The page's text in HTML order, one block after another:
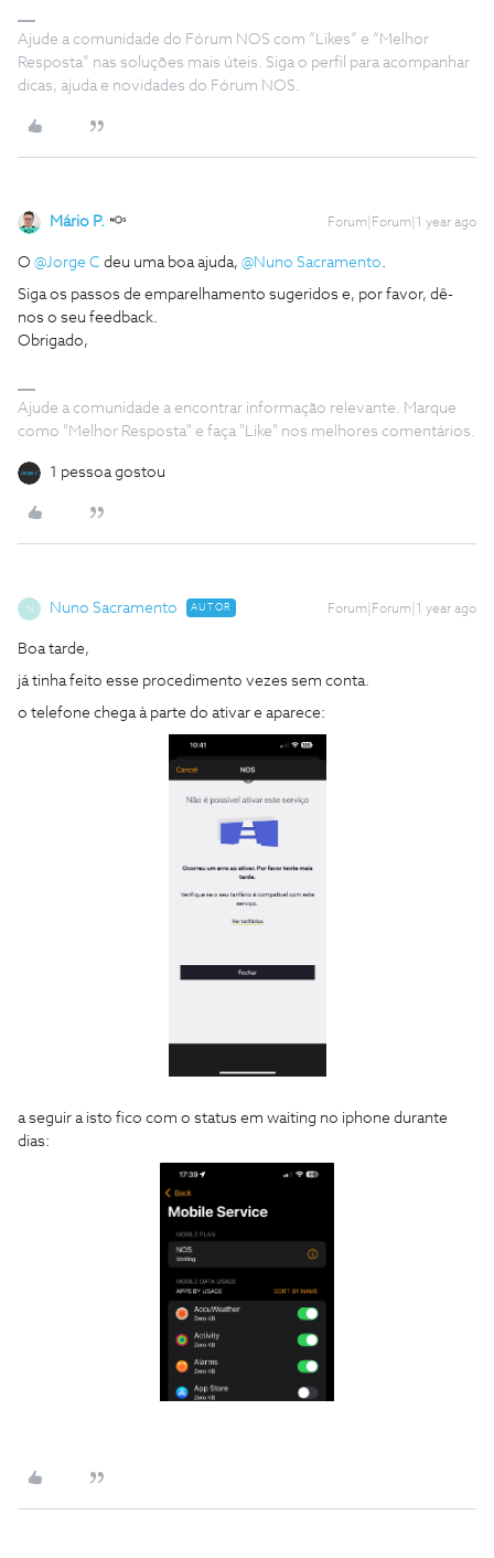
Ajude a comunidade do Fórum NOS com “Likes” e “Melhor
Resposta” nas soluções mais úteis. Siga o perfil para acompanhar
dicas, ajuda e novidades do Fórum NOS.
Mário P. Forum|Forum|1 year ago
O ​ @Jorge C deu uma boa ajuda, ​ @Nuno Sacramento.
Siga os passos de emparelhamento sugeridos e, por favor, dê-
nos o seu feedback.
Obrigado,
Ajude a comunidade a encontrar informação relevante. Marque
como "Melhor Resposta" e faça "Like" nos melhores comentários.
1 pessoa gostou
N Nuno Sacramento AUTOR Forum|Forum|1 year ago
Boa tarde,
já tinha feito esse procedimento vezes sem conta.
o telefone chega à parte do ativar e aparece:
a seguir a isto fico com o status em waiting no iphone durante
dias: